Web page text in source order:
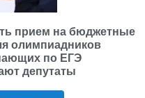
прием на бюджетные
олимпиадников
по ЕГЭ
депутаты